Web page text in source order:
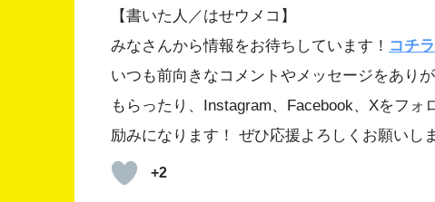
【書いた人／はせウメコ】
みなさんから情報をお待ちしています！ コチラ
いつも前向きなコメントやメッセージをあり
もらったり、Instagram、Facebook、Xをフ
励みになります！ ぜひ応援よろしくお願いし
+2